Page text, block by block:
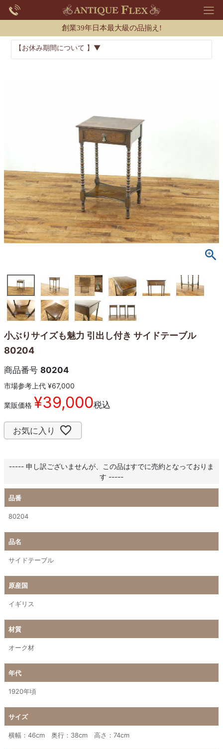
創業39年日本最大級の品揃え!
【お休み期間について 】▼
小ぶりサイズも魅力 引出し付き サイドテーブル
80204
商品番号 80204
市場参考上代 ¥67,000
業販価格 ¥39,000税込
お気に入り
----- 申し訳ございませんが、この品はすでに売約となっておりま
す -----
品番
80204
品名
サイドテーブル
原産国
イギリス
材質
オーク材
年代
1920年頃
サイズ
横幅：46cm 奥行：38cm 高さ：74cm